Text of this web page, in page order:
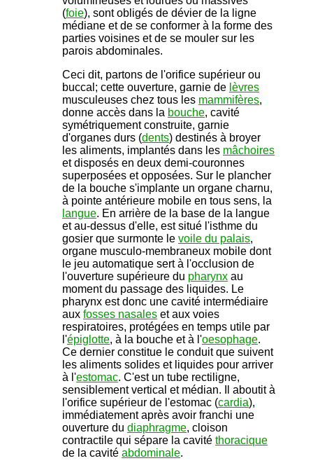
(foie), sont obligés de dévier de la ligne
médiane et de se conformer à la forme des
parties voisines et de se mouler sur les
parois abdominales.
Ceci dit, partons de l'orifice supérieur ou
buccal; cette ouverture, garnie de lèvres
musculeuses chez tous les mammifères,
donne accès dans la bouche, cavité
symétriquement construite, garnie
d'organes durs (dents) destinés à broyer
les aliments, implantés dans les mâchoires
et disposés en deux demi-couronnes
superposées et opposées. Sur le plancher
de la bouche s'implante un organe charnu,
à pointe antérieure mobile en tous sens, la
langue. En arrière de la base de la langue
et au-dessus d'elle, est situé l'isthme du
gosier que surmonte le voile du palais,
organe musculo-membraneux mobile dont
le jeu automatique sert à l'occlusion de
l'ouverture supérieure du pharynx au
moment du passage des liquides. Le
pharynx est donc une cavité intermédiaire
aux fosses nasales et aux voies
respiratoires, protégées en temps utile par
l'épiglotte, à la bouche et à l'oesophage.
Ce dernier constitue le conduit que suivent
les aliments solides et liquides pour arriver
à l'estomac. C'est un tube rectiligne,
sensiblement vertical et médian. Il aboutit à
l'orifice supérieur de l'estomac (cardia),
immédiatement après avoir franchi une
ouverture du diaphragme, cloison
contractile qui sépare la cavité thoracique
de la cavité abdominale.